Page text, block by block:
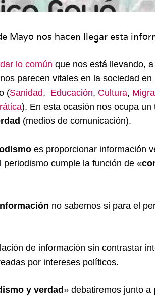
Mayo nos hacen llegar esta
lo común que nos está llevando,
parecen vitales en la sociedad
(Sanidad, Educación, Cultura,
). En esta ocasión nos ocupa
d (medios de comunicación).
es proporcionar información
cumple la función de «
rmación no sabemos si para el
de información sin contrastar
por intereses políticos.
y verdad» debatiremos junto a